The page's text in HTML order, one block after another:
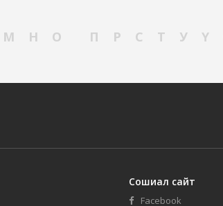
М Н О П Р С Т У Ү
Сошиал сайт
Facebook